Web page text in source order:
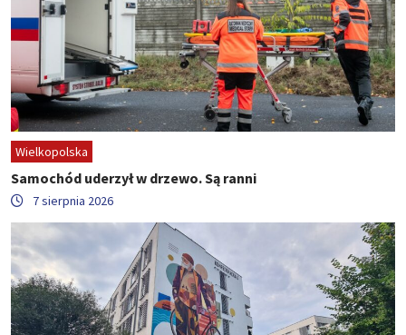
Wielkopolska
Samochód uderzył w drzewo. Są ranni
7 sierpnia 2026